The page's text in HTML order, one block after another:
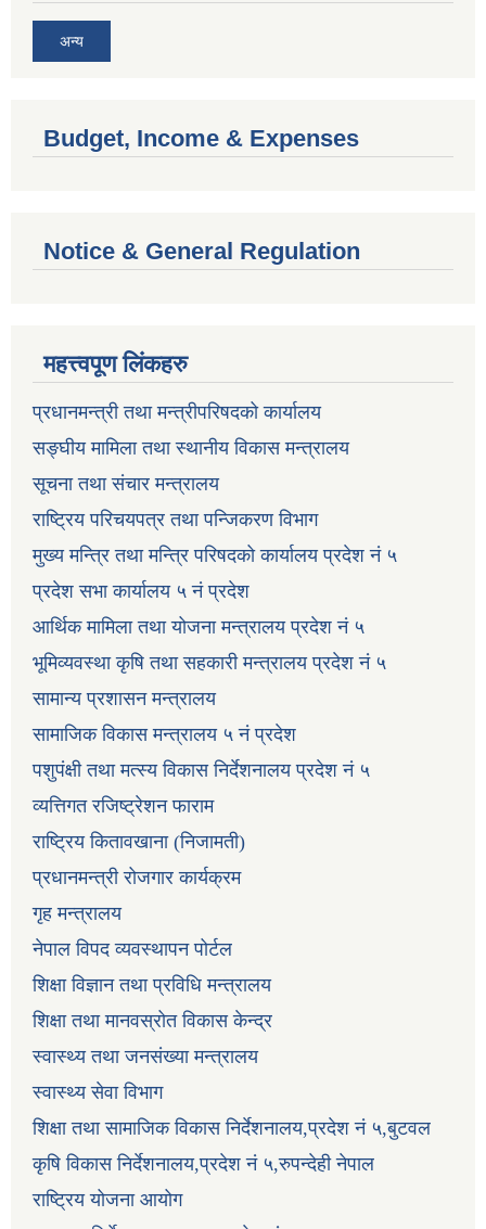
अन्य
Budget, Income & Expenses
Notice & General Regulation
महत्त्वपूण लिंकहरु
प्रधानमन्त्री तथा मन्त्रीपरिषदको कार्यालय
सङ्घीय मामिला तथा स्थानीय विकास मन्त्रालय
सूचना तथा संचार मन्त्रालय
राष्ट्रिय परिचयपत्र तथा पन्जिकरण विभाग
मुख्य मन्त्रि तथा मन्त्रि परिषदको कार्यालय प्रदेश नं ५
प्रदेश सभा कार्यालय ५ नं प्रदेश
आर्थिक मामिला तथा योजना मन्त्रालय प्रदेश नं ५
भूमिव्यवस्था कृषि तथा सहकारी मन्त्रालय प्रदेश नं ५
सामान्य प्रशासन मन्त्रालय
सामाजिक विकास मन्त्रालय ५ नं प्रदेश
पशुपंक्षी तथा मत्स्य विकास निर्देशनालय प्रदेश नं ५
व्यत्तिगत रजिष्ट्रेशन फाराम
राष्ट्रिय कितावखाना (निजामती)
प्रधानमन्त्री रोजगार कार्यक्रम
गृह मन्त्रालय
नेपाल विपद व्यवस्थापन पोर्टल
शिक्षा विज्ञान तथा प्रविधि मन्त्रालय
शिक्षा तथा मानवस्रोत विकास केन्द्र
स्वास्थ्य तथा जनसंख्या मन्त्रालय
स्वास्थ्य सेवा विभाग
शिक्षा तथा सामाजिक विकास निर्देशनालय,प्रदेश नं ५,बुटवल
कृषि विकास निर्देशनालय,प्रदेश नं ५,रुपन्देही नेपाल
राष्ट्रिय योजना आयोग